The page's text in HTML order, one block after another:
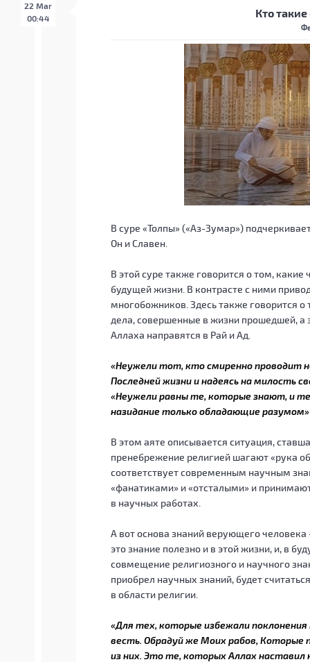
22 Mar
00:44
Кто
В суре «Толпы» («Аз-Зумар»)
Он и Славен.
В этой суре также говорится о том,
будущей жизни. В контрасте с ними
многобожников. Здесь также говорится
дела, совершенные в жизни прошедшей, а
Аллаха направятся в Рай и Ад.
«Неужели тот, кто смиренно проводит
Последней жизни и надеясь на милость
«Неужели равны те, которые знают, и
назидание только обладающие разумом»
В этом аяте описывается ситуация,
пренебрежение религией шагают «рука
соответствует современным научным
«фанатиками» и «отсталыми» и
в научных работах.
А вот основа знаний верующего человека
это знание полезно и в этой жизни, и, в
совмещение религиозного и научного
приобрел научных знаний, будет
в области религии.
«Для тех, которые избежали
весть. Обрадуй же Моих рабов,
из них. Это те, которых Аллах